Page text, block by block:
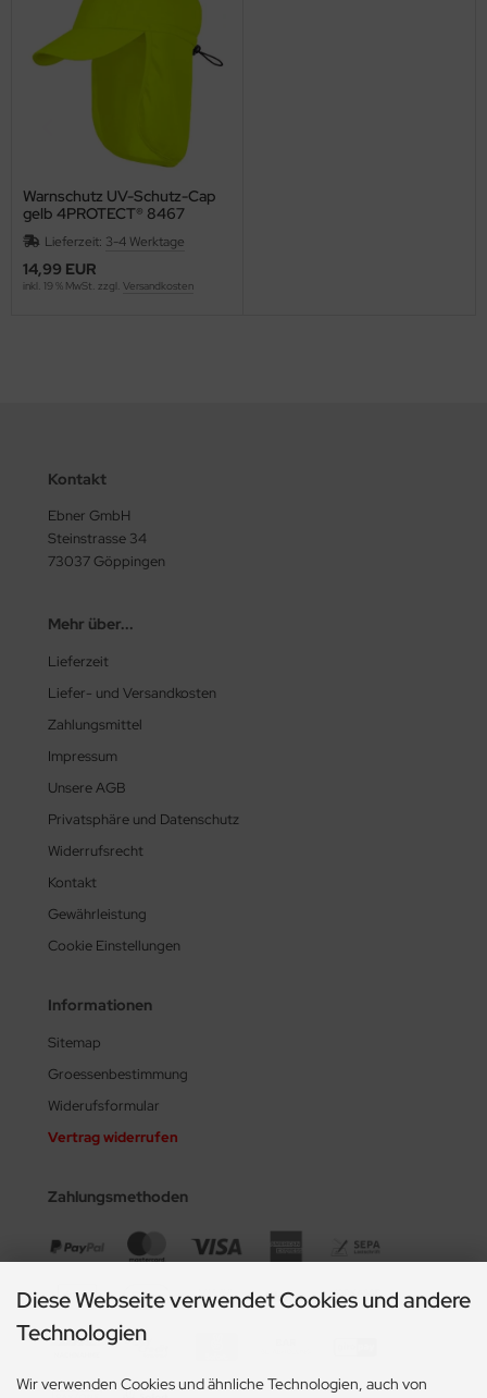
Warnschutz UV-Schutz-Cap
gelb 4PROTECT® 8467
Lieferzeit: 3-4 Werktage
14,99 EUR
inkl. 19 % MwSt. zzgl. Versandkosten
Kontakt
Ebner GmbH
Steinstrasse 34
73037 Göppingen
Mehr über...
Lieferzeit
Liefer- und Versandkosten
Zahlungsmittel
Impressum
Unsere AGB
Privatsphäre und Datenschutz
Widerrufsrecht
Kontakt
Gewährleistung
Cookie Einstellungen
Informationen
Sitemap
Groessenbestimmung
Widerufsformular
Vertrag widerrufen
Zahlungsmethoden
Diese Webseite verwendet Cookies und andere
Technologien
Wir verwenden Cookies und ähnliche Technologien, auch von